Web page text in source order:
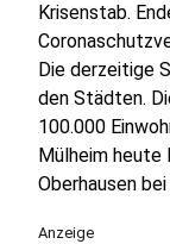
Krisenstab.
Die derzeitige
den Städten.
100.000
Mülheim heute
Oberhausen bei
Anzeige